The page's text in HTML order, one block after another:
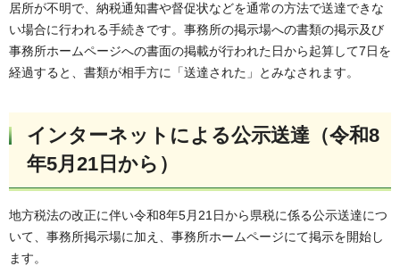
居所が不明で、納税通知書や督促状などを通常の方法で送達できな
い場合に行われる手続きです。事務所の掲示場への書類の掲示及び
事務所ホームページへの書面の掲載が行われた日から起算して7日を
経過すると、書類が相手方に「送達された」とみなされます。
インターネットによる公示送達（令和8
年5月21日から）
地方税法の改正に伴い令和8年5月21日から県税に係る公示送達につ
いて、事務所掲示場に加え、事務所ホームページにて掲示を開始し
ます。